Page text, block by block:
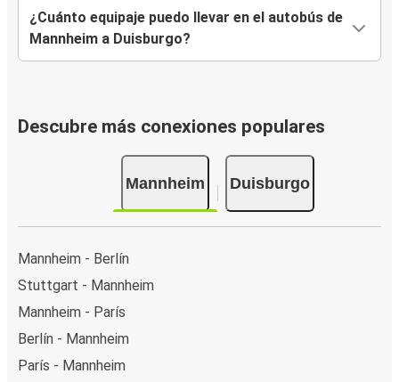
¿Cuánto equipaje puedo llevar en el autobús de
Mannheim a Duisburgo?
Descubre más conexiones populares
Mannheim Duisburgo
Mannheim - Berlín
Stuttgart - Mannheim
Mannheim - París
Berlín - Mannheim
París - Mannheim